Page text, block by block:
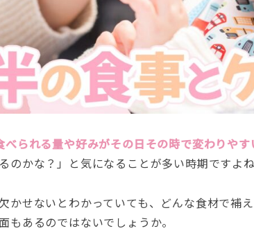
べられる量や好みがその日その時で変わりやす
のかな？」と気になることが多い時期ですよね
かせないとわかっていても、どんな食材で補
もあるのではないでしょうか。